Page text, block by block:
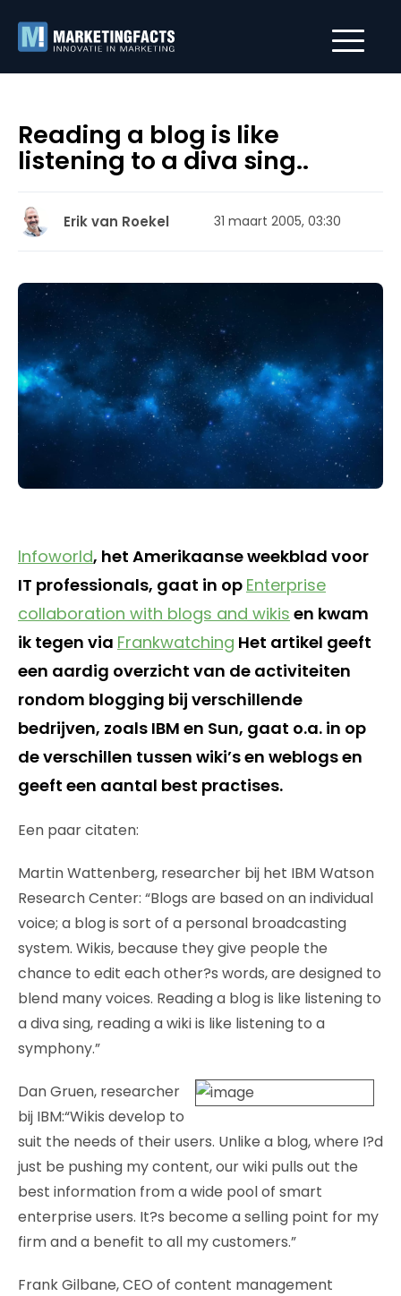
Reading a blog is like
listening to a diva sing..
Erik van Roekel 31 maart 2005, 03:30
Infoworld, het Amerikaanse weekblad voor
IT professionals, gaat in op Enterprise
collaboration with blogs and wikis en kwam
ik tegen via Frankwatching Het artikel geeft
een aardig overzicht van de activiteiten
rondom blogging bij verschillende
bedrijven, zoals IBM en Sun, gaat o.a. in op
de verschillen tussen wiki’s en weblogs en
geeft een aantal best practises.
Een paar citaten:
Martin Wattenberg, researcher bij het IBM Watson
Research Center: “Blogs are based on an individual
voice; a blog is sort of a personal broadcasting
system. Wikis, because they give people the
chance to edit each other?s words, are designed to
blend many voices. Reading a blog is like listening to
a diva sing, reading a wiki is like listening to a
symphony.”
Dan Gruen, researcher
bij IBM:“Wikis develop to
suit the needs of their users. Unlike a blog, where I?d
just be pushing my content, our wiki pulls out the
best information from a wide pool of smart
enterprise users. It?s become a selling point for my
firm and a benefit to all my customers.”
Frank Gilbane, CEO of content management